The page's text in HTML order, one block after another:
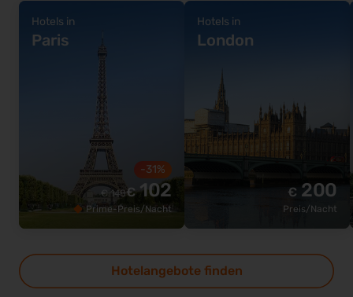
Hotels in
Paris
-31%
€ 148€102
Prime-Preis/Nacht
Hotels in
London
€ 200
Preis/Nacht
Hotelangebote finden